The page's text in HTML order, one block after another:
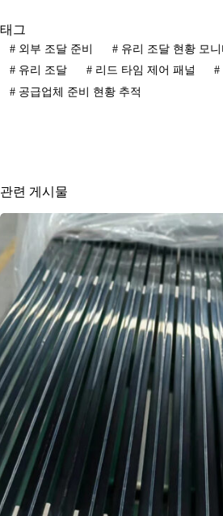
태그
#외부 조달 준비 #유리 조달 현황 모니
#유리 조달 #리드 타임 제어 패널 #
#공급업체 준비 현황 추적
관련 게시물